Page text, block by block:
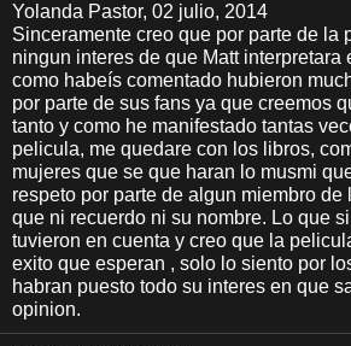
Yolanda Pastor, 02 julio, 2014
Sinceramente creo que por parte de la
ningun interes de que Matt interpretara
como habeís comentado hubieron
por parte de sus fans ya que creemos
tanto y como he manifestado tantas
pelicula, me quedare con los libros,
mujeres que se que haran lo musmi
respeto por parte de algun miembro de
que ni recuerdo ni su nombre. Lo que
tuvieron en cuenta y creo que la
exito que esperan , solo lo siento por
habran puesto todo su interes en que
opinion.